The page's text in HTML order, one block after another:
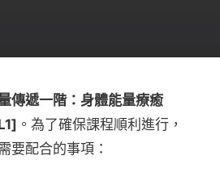
傳遞一階：身體能量療癒
。為了確保課程順利進行，
要配合的事項：